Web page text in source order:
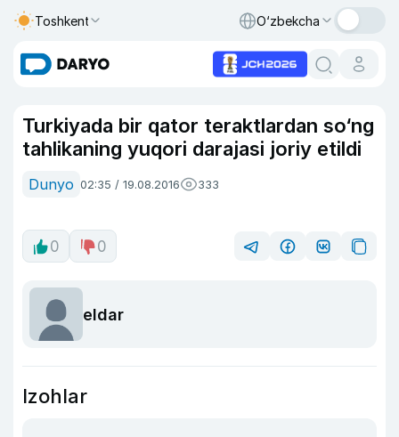
Toshkent O‘zbekcha
Turkiyada bir qator teraktlardan so‘ng
tahlikaning yuqori darajasi joriy etildi
Dunyo 02:35 / 19.08.2016 333
0 0
eldar
Izohlar